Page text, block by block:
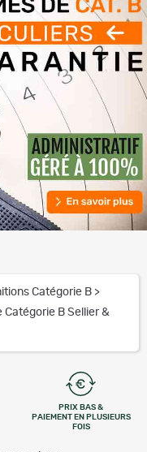
Catégorie B >
Catégorie B Sellier &
PRIX BAS &
PAIEMENT EN PLUSIEURS
FOIS